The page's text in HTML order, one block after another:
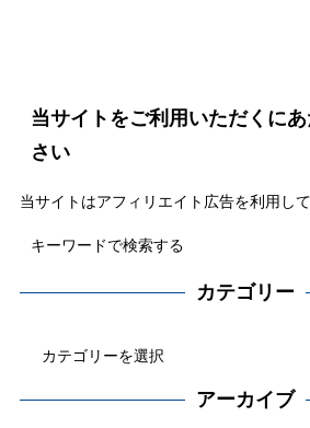
当サイトをご利用いただくに
さい
当サイトはアフィリエイト広告を利用し
カテゴリー
アーカイブ